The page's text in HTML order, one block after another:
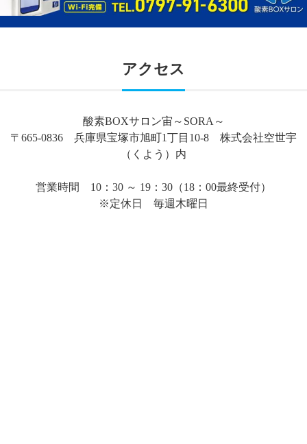
アクセス
酸素BOXサロン宙～SORA～
〒665-0836 兵庫県宝塚市旭町1丁目10-8 株式会社空世宇
（くよう）内
営業時間 10：30 ～ 19：30（18：00最終受付）
※定休日 毎週木曜日